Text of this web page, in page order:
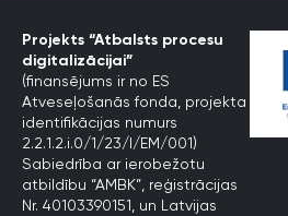
Projekts “Atbalsts procesu
digitalizācijai”
(finansējums ir no ES
Atveseļošanās fonda, projekta
identifikācijas numurs
2.2.1.2.i.0/1/23/I/EM/001)
Sabiedrība ar ierobežotu
atbildību “AMBK”, reģistrācijas
Nr. 40103390151, un Latvijas